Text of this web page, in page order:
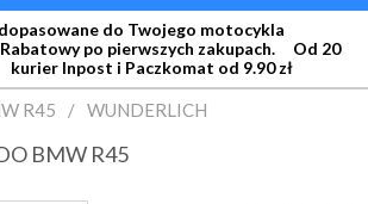
do Twojego motocykla
po pierwszych zakupach. Od 20
Inpost i Paczkomat od 9.90 zł
R45 / WUNDERLICH
BMW R45